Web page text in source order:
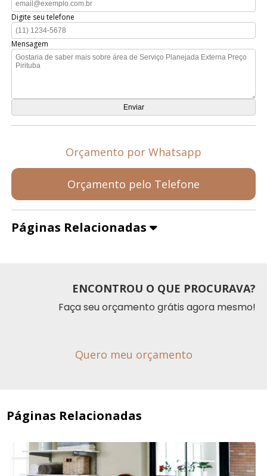
Digite seu telefone
Mensagem
Orçamento por Whatsapp
Orçamento pelo Telefone
Páginas Relacionadas
ENCONTROU O QUE PROCURAVA?
Faça seu orçamento grátis agora mesmo!
Quero meu orçamento
Páginas Relacionadas